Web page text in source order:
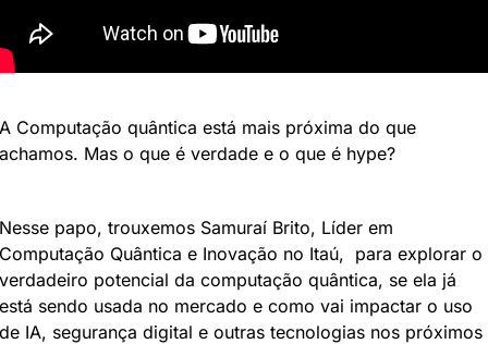
A Computação quântica está mais próxima do que
achamos. Mas o que é verdade e o que é hype?
Nesse papo, trouxemos Samuraí Brito, Líder em
Computação Quântica e Inovação no Itaú,  para explorar o
verdadeiro potencial da computação quântica, se ela já
está sendo usada no mercado e como vai impactar o uso
de IA, segurança digital e outras tecnologias nos próximos